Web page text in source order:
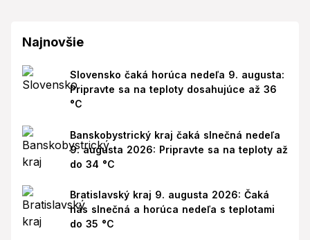
Najnovšie
Slovensko čaká horúca nedeľa 9. augusta:
Pripravte sa na teploty dosahujúce až 36
°C
Banskobystrický kraj čaká slnečná nedeľa
9. augusta 2026: Pripravte sa na teploty až
do 34 °C
Bratislavský kraj 9. augusta 2026: Čaká
nás slnečná a horúca nedeľa s teplotami
do 35 °C